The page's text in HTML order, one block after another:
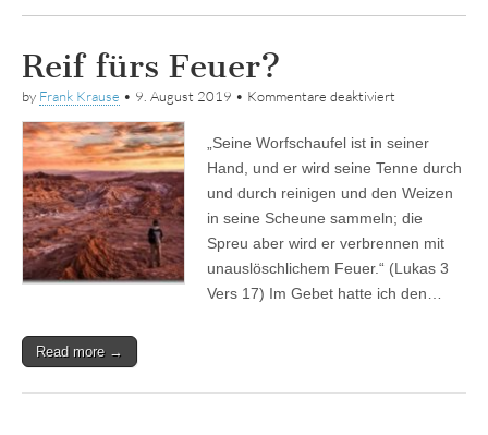
Reif fürs Feuer?
by Frank Krause • 9. August 2019 • Kommentare deaktiviert
Feuer?
„Seine Worfschaufel ist in seiner
Hand, und er wird seine Tenne durch
und durch reinigen und den Weizen
in seine Scheune sammeln; die
Spreu aber wird er verbrennen mit
unauslöschlichem Feuer.“ (Lukas 3
Vers 17) Im Gebet hatte ich den…
Read more →